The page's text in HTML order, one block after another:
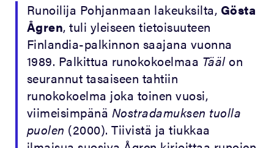
Runoilija Pohjanmaan lakeuksilta, Gösta
Ågren, tuli yleiseen tietoisuuteen
Finlandia-palkinnon saajana vuonna
1989. Palkittua runokokoelmaa Tääl on
seurannut tasaiseen tahtiin
runokokoelma joka toinen vuosi,
viimeisimpänä Nostradamuksen tuolla
puolen (2000). Tiivistä ja tiukkaa